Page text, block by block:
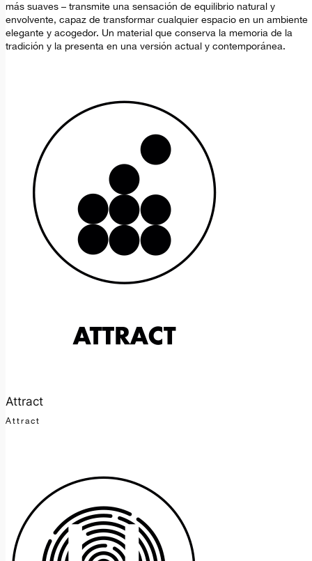
más suaves – transmite una sensación de equilibrio natural y
envolvente, capaz de transformar cualquier espacio en un ambiente
elegante y acogedor. Un material que conserva la memoria de la
tradición y la presenta en una versión actual y contemporánea.
Attract
Attract